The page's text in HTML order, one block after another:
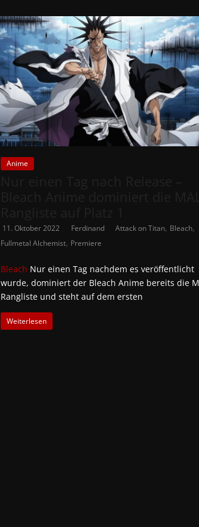
Anime
11. Oktober 2022 Ferdinand Attack on Titan, Bleach,
Fullmetal Alchemist, Premiere
Bleach Nur einen Tag nachdem es veröffentlicht
wurde, dominiert der Bleach Anime bereits die
Rangliste und steht auf dem ersten
Weiterlesen